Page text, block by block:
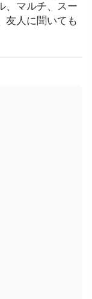
、マルチ、スー
友人に聞いても